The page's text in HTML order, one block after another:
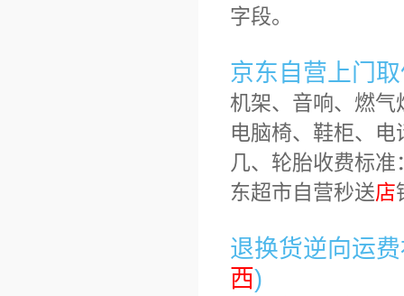
字段。
京东自营上门
机架、音响、燃气
电脑椅、鞋柜、
几、轮胎收费标
东超市自营秒送店
退换货逆向运
西)